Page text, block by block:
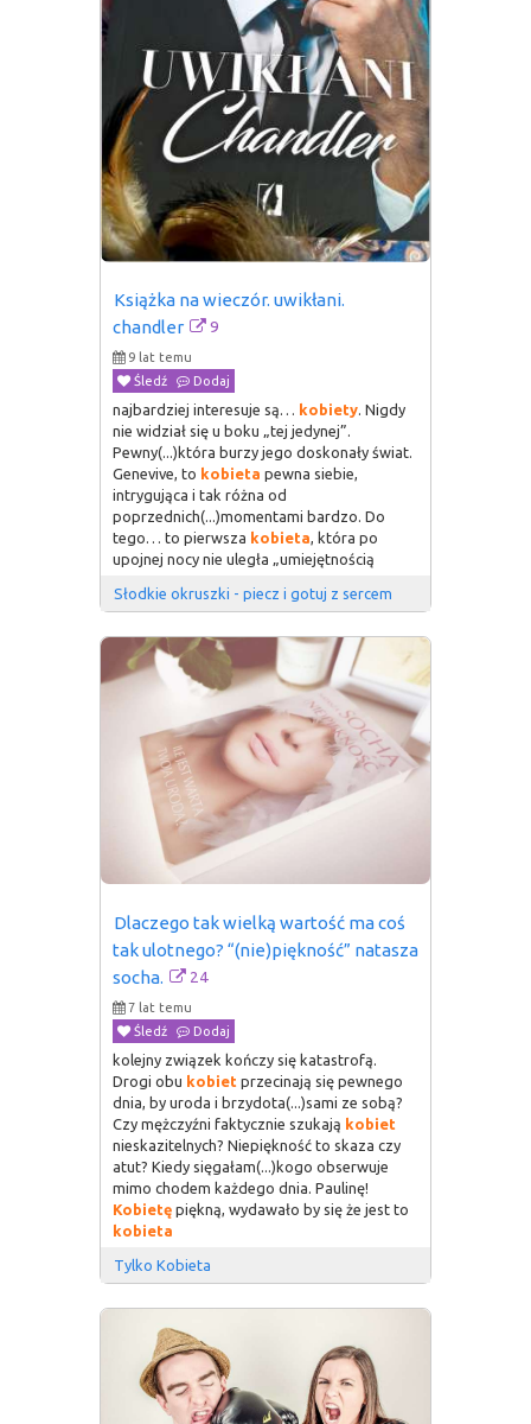
Książka na wieczór. uwikłani.
chandler
9
9 lat temu
Śledź
Dodaj
najbardziej interesuje są… kobiety . Nigdy
nie widział się u boku „tej jedynej”.
Pewny(...)która burzy jego doskonały świat.
Genevive, to kobieta pewna siebie,
intrygująca i tak różna od
poprzednich(...)momentami bardzo. Do
tego… to pierwsza kobieta , która po
upojnej nocy nie uległa „umiejętnością
Słodkie okruszki - piecz i gotuj z sercem
Dlaczego tak wielką wartość ma coś
tak ulotnego? “(nie)piękność” natasza
socha.
24
7 lat temu
Śledź
Dodaj
kolejny związek kończy się katastrofą.
Drogi obu kobiet przecinają się pewnego
dnia, by uroda i brzydota(...)sami ze sobą?
Czy mężczyźni faktycznie szukają kobiet
nieskazitelnych? Niepiękność to skaza czy
atut? Kiedy sięgałam(...)kogo obserwuje
mimo chodem każdego dnia. Paulinę!
Kobietę piękną, wydawało by się że jest to
kobieta
Tylko Kobieta